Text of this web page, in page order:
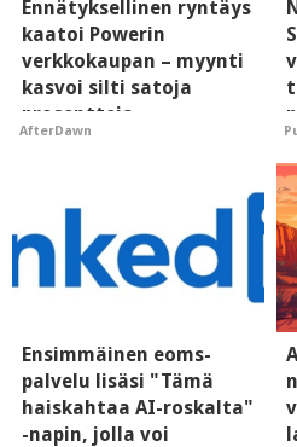
Ennätyksellinen ryntäys
kaatoi Powerin
verkkokaupan – myynti
kasvoi silti satoja
prosentteja
AfterDawn
Ensimmäinen eoms-
palvelu lisäsi "Tämä
haiskahtaa AI-roskalta"
-napin, jolla voi